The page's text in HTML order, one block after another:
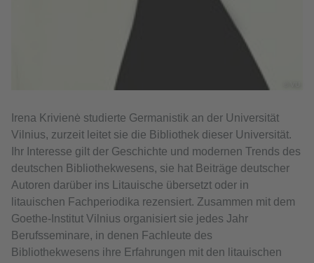
Irena Krivienė studierte Germanistik an der Universität
Vilnius, zurzeit leitet sie die Bibliothek dieser Universität.
Ihr Interesse gilt der Geschichte und modernen Trends des
deutschen Bibliothekwesens, sie hat Beiträge deutscher
Autoren darüber ins Litauische übersetzt oder in
litauischen Fachperiodika rezensiert. Zusammen mit dem
Goethe-Institut Vilnius organisiert sie jedes Jahr
Berufsseminare, in denen Fachleute des
Bibliothekwesens ihre Erfahrungen mit den litauischen